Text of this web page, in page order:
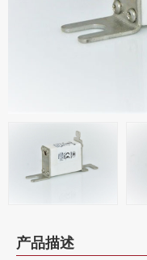
产品描述